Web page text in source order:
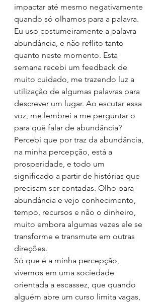
impactar até mesmo negativamente
quando só olhamos para a palavra.
Eu uso costumeiramente a palavra
abundância, e não reflito tanto
quanto neste momento. Esta
semana recebi um feedback de
muito cuidado, me trazendo luz a
utilização de algumas palavras para
descrever um lugar. Ao escutar essa
voz, me lembrei a me perguntar o
para quê falar de abundância?
Percebi que por traz da abundância,
na minha percepção, está a
prosperidade, e todo um
significado a partir de histórias que
precisam ser contadas. Olho para
abundância e vejo conhecimento,
tempo, recursos e não o dinheiro,
muito embora algumas vezes ele se
transforme e transmute em outras
direções.
Só que é a minha percepção,
vivemos em uma sociedade
orientada a escassez, que quando
alguém abre um curso limita vagas,